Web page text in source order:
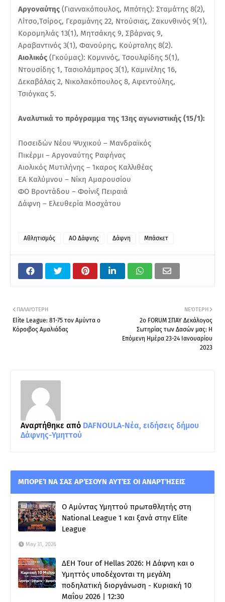
Αργοναύτης (Γιαννακόπουλος, Μπότης): Σταμάτης 8(2),
Λίτσο,Τσίρος, Γεραμάνης 22, Ντούσιας, Ζακυνθινός 9(1),
Κορομηλιάς 13(1), Μητσάκης 9, Σβάρνας 9,
Αραβαντινός 3(1), Φανούρης, Κούρταλης 8(2).
Αιολικός (Γκούμας): Κομνινός, Τσουλφίδης 5(1),
Ντουσίδης 1, Τασιολάμπρος 3(1), Καμινέλης 16,
Δεκαβάλας 2, Νικολακόπουλος 8, Αφεντούλης,
Τσιόγκας 5.
Αναλυτικά το πρόγραμμα της 13ης αγωνιστικής (15/1):
Ποσειδών Νέου Ψυχικού – Μανδραϊκός
Πικέρμι – Αργοναύτης Ραφήνας
Αιολικός Μυτιλήνης – Ίκαρος Καλλιθέας
ΕΑ Καλύμνου – Νίκη Αμαρουσίου
ΦΟ Βροντάδου – Φοίνιξ Πειραιά
Δάφνη – Ελευθερία Μοσχάτου
Αθλητισμός ΑΟ Δάφνης Δάφνη Μπάσκετ
ΝΕΌΤΕΡΗ
2o FORUM ΣΠΑΥ Δεκάλογος
Σωτηρίας των Δασών μας: Η
Επόμενη Ημέρα 23-24 Ιανουαρίου
2023
ΠΑΛΑΙΌΤΕΡΗ
Elite League: 81-75 τον Αμύντα ο
Κόροιβος Αμαλιάδας
Αναρτήθηκε από DAFNOULA-Νέα, ειδήσεις δήμου
Δάφνης-Υμηττού
ΜΠΟΡΕΊ ΝΑ ΣΑΣ ΑΡΈΣΟΥΝ ΑΥΤΈΣ ΟΙ ΑΝΑΡΤΉΣΕΙΣ
Ο Αμύντας Υμηττού πρωταθλητής στη
National League 1 και ξανά στην Elite
League
May 31, 2026
ΔΕΗ Tour of Hellas 2026: Η Δάφνη και ο
Υμηττός υποδέχονται τη μεγάλη
ποδηλατική διοργάνωση - Κυριακή 10
Μαΐου 2026 | 12:30